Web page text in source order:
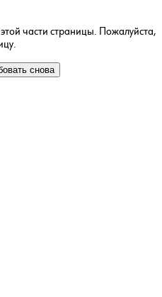
части страницы. Пожалуйста,
снова